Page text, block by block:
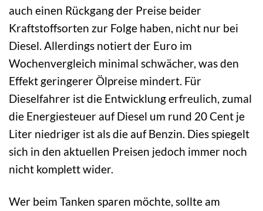
auch einen Rückgang der Preise beider
Kraftstoffsorten zur Folge haben, nicht nur bei
Diesel. Allerdings notiert der Euro im
Wochenvergleich minimal schwächer, was den
Effekt geringerer Ölpreise mindert. Für
Dieselfahrer ist die Entwicklung erfreulich, zumal
die Energiesteuer auf Diesel um rund 20 Cent je
Liter niedriger ist als die auf Benzin. Dies spiegelt
sich in den aktuellen Preisen jedoch immer noch
nicht komplett wider.
Wer beim Tanken sparen möchte, sollte am